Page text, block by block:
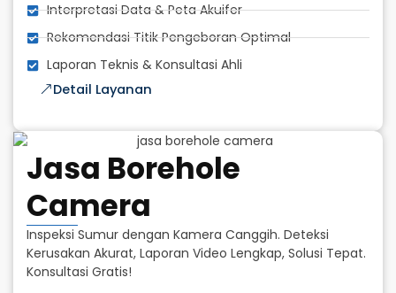
Interpretasi Data & Peta Akuifer
Rekomendasi Titik Pengeboran Optimal
Laporan Teknis & Konsultasi Ahli
Detail Layanan
Jasa Borehole
Camera
Inspeksi Sumur dengan Kamera Canggih. Deteksi
Kerusakan Akurat, Laporan Video Lengkap, Solusi Tepat.
Konsultasi Gratis!